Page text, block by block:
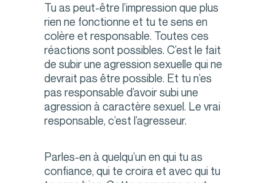
Tu as peut-être l’impression que plus
rien ne fonctionne et tu te sens en
colère et responsable. Toutes ces
réactions sont possibles. C’est le fait
de subir une agression sexuelle qui ne
devrait pas être possible. Et tu n’es
pas responsable d’avoir subi une
agression à caractère sexuel. Le vrai
responsable, c’est l’agresseur.
Parles-en à quelqu’un en qui tu as
confiance, qui te croira et avec qui tu